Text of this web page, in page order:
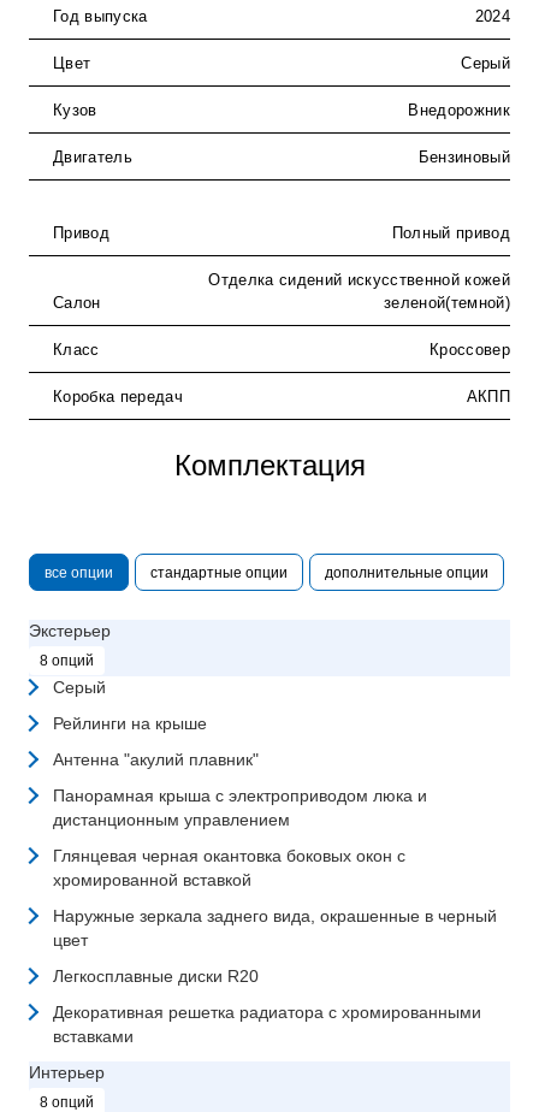
Год выпуска 2024
Цвет Серый
Кузов Внедорожник
Двигатель Бензиновый
Привод Полный привод
Салон
Отделка сидений искусственной кожей
зеленой(темной)
Класс Кроссовер
Коробка передач АКПП
Комплектация
все опции стандартные опции дополнительные опции
Экстерьер
8 опций
Серый
Рейлинги на крыше
Антенна "акулий плавник"
Панорамная крыша с электроприводом люка и
дистанционным управлением
Глянцевая черная окантовка боковых окон с
хромированной вставкой
Наружные зеркала заднего вида, окрашенные в черный
цвет
Легкосплавные диски R20
Декоративная решетка радиатора с хромированными
вставками
Интерьер
8 опций